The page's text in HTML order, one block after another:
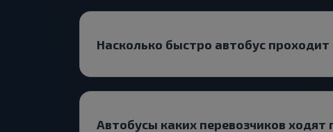
Насколько быстро автобус
Автобусы каких перевозчиков